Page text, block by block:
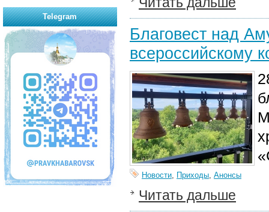
Благовест над
всероссийскому
Новости, Приходы, Анонсы
Читать дальше
Telegram